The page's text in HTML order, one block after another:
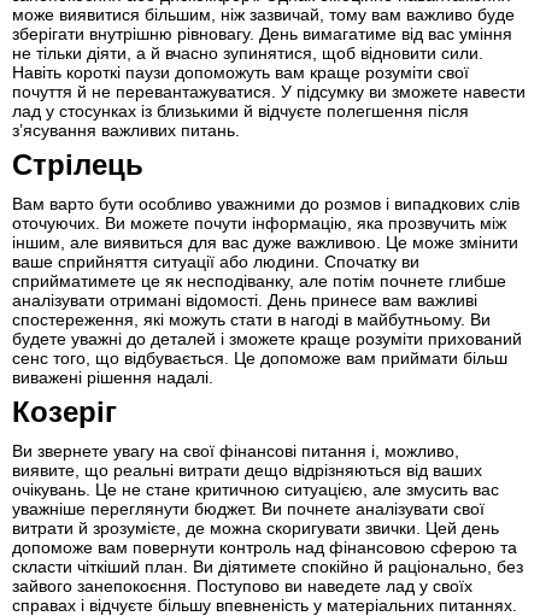
може виявитися більшим, ніж зазвичай, тому вам важливо буде
зберігати внутрішню рівновагу. День вимагатиме від вас уміння
не тільки діяти, а й вчасно зупинятися, щоб відновити сили.
Навіть короткі паузи допоможуть вам краще розуміти свої
почуття й не перевантажуватися. У підсумку ви зможете навести
лад у стосунках із близькими й відчуєте полегшення після
з’ясування важливих питань.
Стрілець
Вам варто бути особливо уважними до розмов і випадкових слів
оточуючих. Ви можете почути інформацію, яка прозвучить між
іншим, але виявиться для вас дуже важливою. Це може змінити
ваше сприйняття ситуації або людини. Спочатку ви
сприйматимете це як несподіванку, але потім почнете глибше
аналізувати отримані відомості. День принесе вам важливі
спостереження, які можуть стати в нагоді в майбутньому. Ви
будете уважні до деталей і зможете краще розуміти прихований
сенс того, що відбувається. Це допоможе вам приймати більш
виважені рішення надалі.
Козеріг
Ви звернете увагу на свої фінансові питання і, можливо,
виявите, що реальні витрати дещо відрізняються від ваших
очікувань. Це не стане критичною ситуацією, але змусить вас
уважніше переглянути бюджет. Ви почнете аналізувати свої
витрати й зрозумієте, де можна скоригувати звички. Цей день
допоможе вам повернути контроль над фінансовою сферою та
скласти чіткіший план. Ви діятимете спокійно й раціонально, без
зайвого занепокоєння. Поступово ви наведете лад у своїх
справах і відчуєте більшу впевненість у матеріальних питаннях.